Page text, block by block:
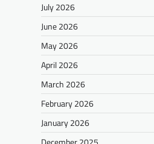
July 2026
June 2026
May 2026
April 2026
March 2026
February 2026
January 2026